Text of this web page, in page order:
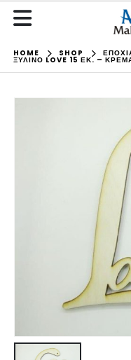
HOME SHOP
ΞΎΛΙΝΟ LOVE 15 ΕΚ. –